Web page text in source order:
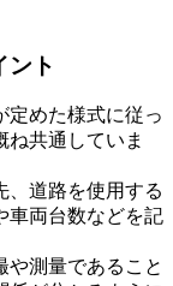
ント
定めた様式に従っ
共通していま
、道路を使用する
車両台数などを記
や測量であること